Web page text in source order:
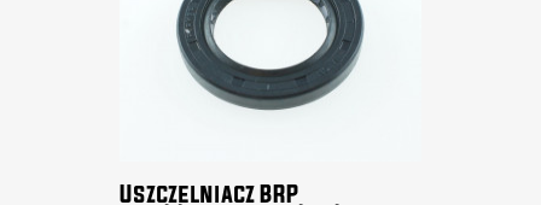
Uszczelniacz BRP